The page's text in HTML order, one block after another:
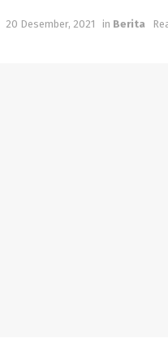
20 Desember, 2021 in Berita